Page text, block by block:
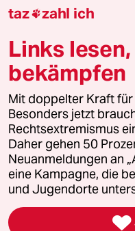
Downloads für
© 2026 taz Verlags und
Alle Rechte vorbehalten. Bei
wenden Sie sich bitte an
Feedback
Leitlinie Informant
Seitenwende
taz zahl ich
Links
bekämpfen
Mit doppelter Kraft
Besonders jetzt
Rechtsextremismus
Daher gehen 50
Neuanmeldungen an
eine Kampagne, die
und Jugendorte
